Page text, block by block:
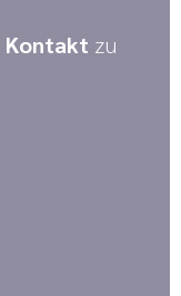
Kontakt zu